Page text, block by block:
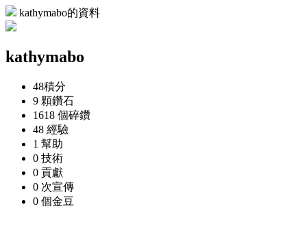
kathymabo的資料
kathymabo
48積分
9 顆鑽石
1618 個碎鑽
48 經驗
1 幫助
0 技術
0 貢獻
0 次宣傳
0 個金豆